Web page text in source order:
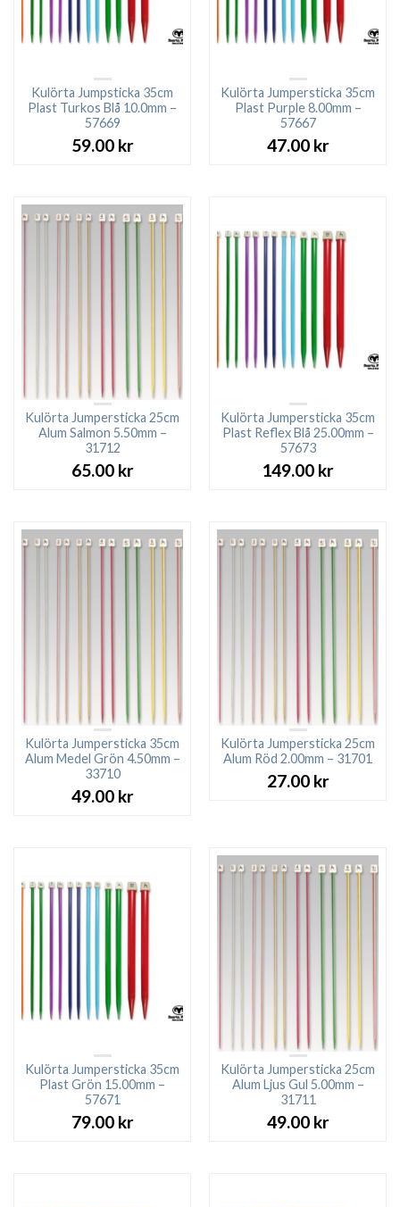
Kulörta Jumpsticka 35cm
Plast Turkos Blå 10.0mm –
57669
59.00 kr
Kulörta Jumpersticka 35cm
Plast Purple 8.00mm –
57667
47.00 kr
Kulörta Jumpersticka 25cm
Alum Salmon 5.50mm –
31712
65.00 kr
Kulörta Jumpersticka 35cm
Plast Reflex Blå 25.00mm –
57673
149.00 kr
Kulörta Jumpersticka 35cm
Alum Medel Grön 4.50mm –
33710
49.00 kr
Kulörta Jumpersticka 25cm
Alum Röd 2.00mm – 31701
27.00 kr
Kulörta Jumpersticka 35cm
Plast Grön 15.00mm –
57671
79.00 kr
Kulörta Jumpersticka 25cm
Alum Ljus Gul 5.00mm –
31711
49.00 kr